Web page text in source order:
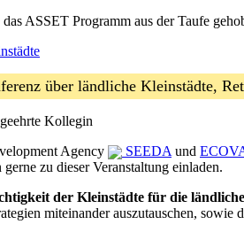
ASSET Programm aus der Taufe
über ländliche Kleinstädte,
Kollegin
Agency
SEEDA und
zu dieser Veranstaltung einladen.
der Kleinstädte für die
miteinander auszutauschen, sowie